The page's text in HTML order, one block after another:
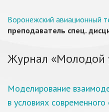
Воронежский авиационный
преподаватель спец.
Журнал «Молодой
Моделирование
в условиях современного